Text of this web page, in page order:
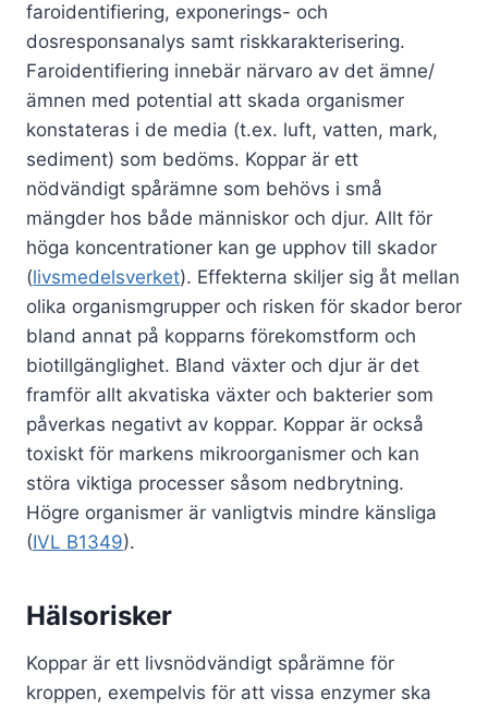
faroidentifiering, exponerings- och
dosresponsanalys samt riskkarakterisering.
Faroidentifiering innebär närvaro av det ämne/
ämnen med potential att skada organismer
konstateras i de media (t.ex. luft, vatten, mark,
sediment) som bedöms. Koppar är ett
nödvändigt spårämne som behövs i små
mängder hos både människor och djur. Allt för
höga koncentrationer kan ge upphov till skador
(livsmedelsverket). Effekterna skiljer sig åt mellan
olika organismgrupper och risken för skador beror
bland annat på kopparns förekomstform och
biotillgänglighet. Bland växter och djur är det
framför allt akvatiska växter och bakterier som
påverkas negativt av koppar. Koppar är också
toxiskt för markens mikroorganismer och kan
störa viktiga processer såsom nedbrytning.
Högre organismer är vanligtvis mindre känsliga
(IVL B1349).
Hälsorisker
Koppar är ett livsnödvändigt spårämne för
kroppen, exempelvis för att vissa enzymer ska